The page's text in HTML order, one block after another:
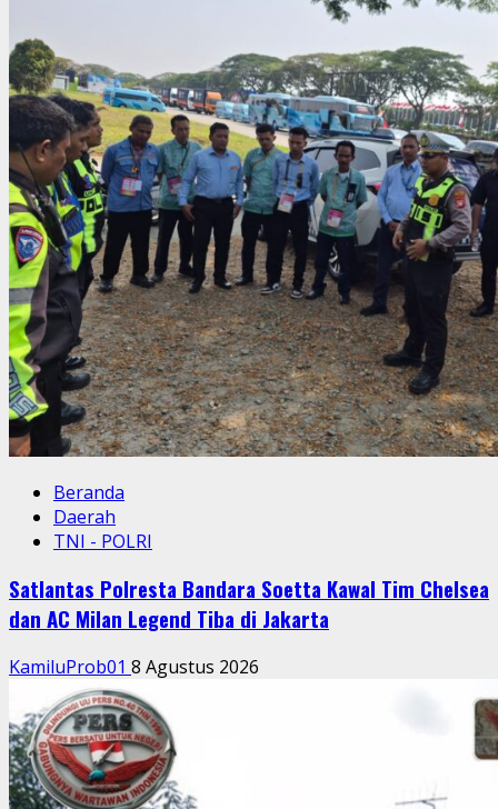
Beranda
Daerah
TNI - POLRI
Satlantas Polresta Bandara Soetta Kawal Tim Chelsea
dan AC Milan Legend Tiba di Jakarta
KamiluProb01 8 Agustus 2026